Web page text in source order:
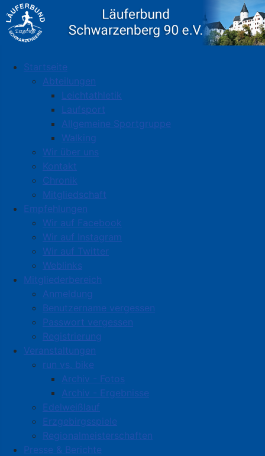
Startseite
Abteilungen
Leichtathletik
Laufsport
Allgemeine Sportgruppe
Walking
Wir über uns
Kontakt
Chronik
Mitgliedschaft
Empfehlungen
Wir auf Facebook
Wir auf Instagram
Wir auf Twitter
Weblinks
Mitgliederbereich
Anmeldung
Benutzername vergessen
Passwort vergessen
Registrierung
Veranstaltungen
run vs. bike
Archiv - Fotos
Archiv - Ergebnisse
Edelweißlauf
Erzgebirgsspiele
Regionalmeisterschaften
Presse & Berichte